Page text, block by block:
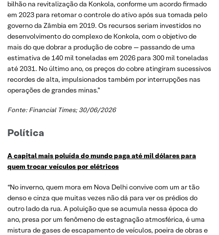
bilhão na revitalização da Konkola, conforme um acordo firmado
em 2023 para retomar o controle do ativo após sua tomada pelo
governo da Zâmbia em 2019. Os recursos seriam investidos no
desenvolvimento do complexo de Konkola, com o objetivo de
mais do que dobrar a produção de cobre — passando de uma
estimativa de 140 mil toneladas em 2026 para 300 mil toneladas
até 2031. No último ano, os preços do cobre atingiram sucessivos
recordes de alta, impulsionados também por interrupções nas
operações de grandes minas.”
Fonte: Financial Times; 30/06/2026
Política
A capital mais poluída do mundo paga até mil dólares para
quem trocar veículos por elétricos
“No inverno, quem mora em Nova Delhi convive com um ar tão
denso e cinza que muitas vezes não dá para ver os prédios do
outro lado da rua. A poluição que se acumula nessa época do
ano, presa por um fenômeno de estagnação atmosférica, é uma
mistura de gases de escapamento de veículos, poeira de obras e